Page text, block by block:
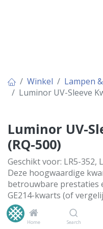
Home Search
Winkel
Lampen
Luminor UV-Sleeve
Luminor UV-
(RQ-500)
Geschikt voor: LR5-352,
Deze hoogwaardige
betrouwbare prestaties
GE214-kwarts (of
voorkomen
gratis vervangende O-